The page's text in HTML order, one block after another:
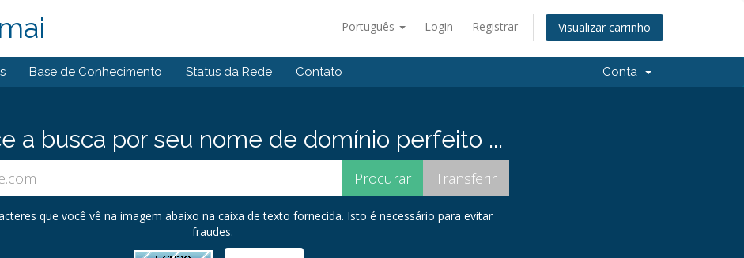
Português Login Registrar Visualizar carrinho
Base de Conhecimento Status da Rede Contato Conta
a busca por seu nome de domínio perfeito ...
que você vê na imagem abaixo na caixa de texto fornecida. Isto é necessário para evitar
fraudes.